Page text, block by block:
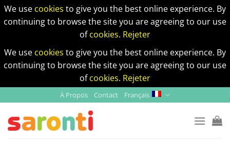
We use cookies to give you the best online experience. By
continuing to browse the site you are agreeing to our use
ofcookies. Rejeter
We use cookies to give you the best online experience. By
continuing to browse the site you are agreeing to our use
ofcookies. Rejeter
to
content
À Propos Contact Français